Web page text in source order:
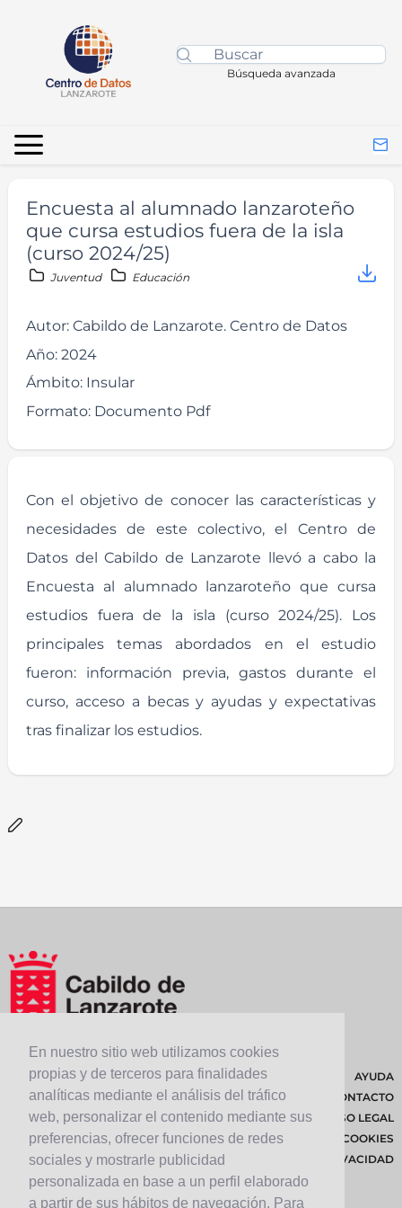
En nuestro sitio web utilizamos cookies
propias y de terceros para finalidades
analíticas mediante el análisis del tráfico
web, personalizar el contenido mediante sus
preferencias, ofrecer funciones de redes
sociales y mostrarle publicidad
personalizada en base a un perfil elaborado
a partir de sus hábitos de navegación. Para
Búsqueda avanzada
Encuesta al alumnado lanzaroteño
que cursa estudios fuera de la isla
(curso 2024/25)
Juventud Educación
Autor: Cabildo de Lanzarote. Centro de Datos
Año: 2024
Ámbito: Insular
Formato: Documento Pdf
Con el objetivo de conocer las características y
necesidades de este colectivo, el Centro de
Datos del Cabildo de Lanzarote llevó a cabo la
Encuesta al alumnado lanzaroteño que cursa
estudios fuera de la isla (curso 2024/25). Los
principales temas abordados en el estudio
fueron: información previa, gastos durante el
curso, acceso a becas y ayudas y expectativas
tras finalizar los estudios.
AYUDA
CONTACTO
AVISO LEGAL
POLÍTICA DE COOKIES
POLÍTICA DE PRIVACIDAD